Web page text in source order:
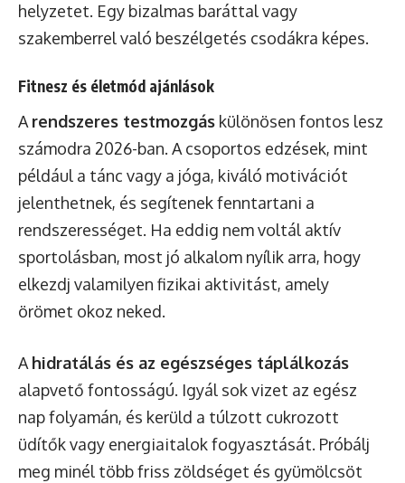
helyzetet. Egy bizalmas baráttal vagy
szakemberrel való beszélgetés csodákra képes.
Fitnesz és életmód ajánlások
A rendszeres testmozgás különösen fontos lesz
számodra 2026-ban. A csoportos edzések, mint
például a tánc vagy a jóga, kiváló motivációt
jelenthetnek, és segítenek fenntartani a
rendszerességet. Ha eddig nem voltál aktív
sportolásban, most jó alkalom nyílik arra, hogy
elkezdj valamilyen fizikai aktivitást, amely
örömet okoz neked.
A hidratálás és az egészséges táplálkozás
alapvető fontosságú. Igyál sok vizet az egész
nap folyamán, és kerüld a túlzott cukrozott
üdítők vagy energiaitalok fogyasztását. Próbálj
meg minél több friss zöldséget és gyümölcsöt